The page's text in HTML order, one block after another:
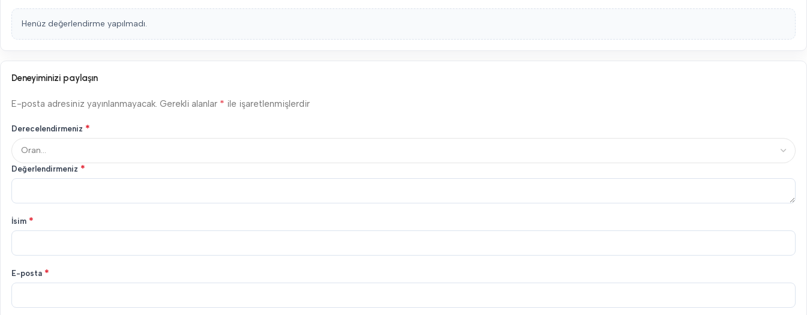
Henüz değerlendirme yapılmadı.
Deneyiminizi paylaşın
E-posta adresiniz yayınlanmayacak. Gerekli alanlar * ile işaretlenmişlerdir
Derecelendirmeniz *
Değerlendirmeniz *
İsim *
E-posta *